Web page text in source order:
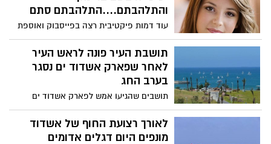
דקה מהבית, זינק למקום ותוך חצי דקה מאז
חשמליים באמצעות הלייפאק (דפיברילטור),
שהתאושש בבית החולים, הוא פגש את האיש
שהציל את חייו
והתלהבתם....התלהבתם סתם
עוד דמות פיקטיבית רצה בפייסבוק ואוספת
חברים מאשדוד. לכאורה קוראים לה בר כהן
ולכאורה היא למדה במקיף א' באשדוד. אבל
זהו ש...לא... היא לא אשדודית, לא קוראים
לה בר כהן והיא גם לא ישראלית. מי
הפנים...נאכזב אותו שוב כי התמונה צולמה
במאגרי התמונות bankimag . אתם שואלים
למה יצרו את הדמות הפיקטיבית הזאת...אם
תושבת העיר פונה לראש העיר
לאחר שפארק אשדוד ים נסגר
בערב החג
תושבים שהגיעו אמש לפארק אשדוד ים
נאלצו לשוב על עקבותיהם לאחר ששערי
הפארק היו סגורים ולא התאפשרה כניסת
אנשים לפארק. "התקשרנו למוקד העירוני
לאורך רצועת החוף של אשדוד
מונפים היום דגלים אדומים